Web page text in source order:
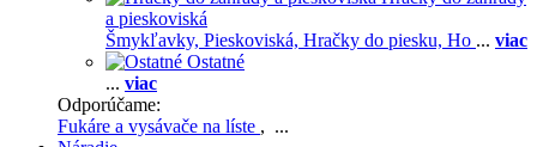
a pieskoviská
Šmykľavky, Pieskoviská, Hračky do piesku, Ho ... viac
Ostatné
... viac
Odporúčame:
Fukáre a vysávače na líste , ...